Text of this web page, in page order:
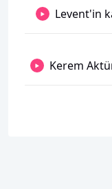
Levent'in
Kerem